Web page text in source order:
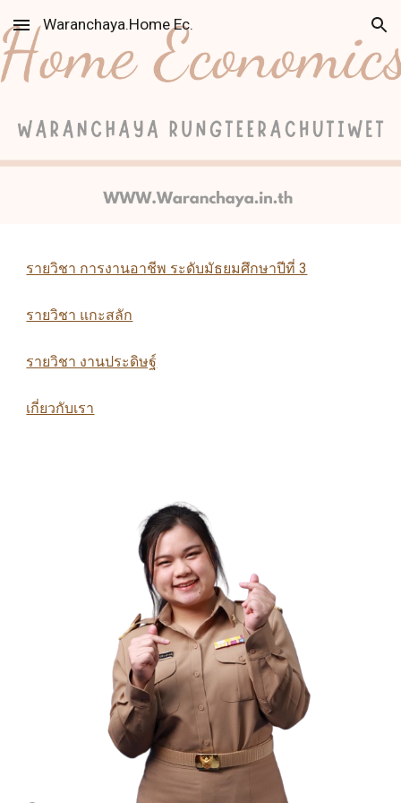
Skip to main content Skip to navigation
Waranchaya.Home Ec.
รายวิชา การงานอาชีพ ระดับมัธยมศึกษาปีที่ 3
รายวิชา แกะสลัก
รายวิชา งานประดิษฐ์
เกี่ยวกับเรา